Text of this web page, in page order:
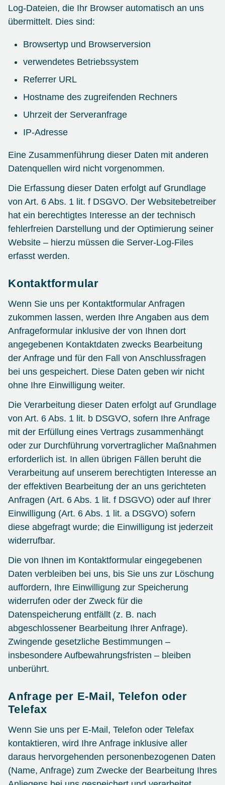
Log-Dateien, die Ihr Browser automatisch an uns
übermittelt. Dies sind:
Browsertyp und Browserversion
verwendetes Betriebssystem
Referrer URL
Hostname des zugreifenden Rechners
Uhrzeit der Serveranfrage
IP-Adresse
Eine Zusammenführung dieser Daten mit anderen
Datenquellen wird nicht vorgenommen.
Die Erfassung dieser Daten erfolgt auf Grundlage
von Art. 6 Abs. 1 lit. f DSGVO. Der Websitebetreiber
hat ein berechtigtes Interesse an der technisch
fehlerfreien Darstellung und der Optimierung seiner
Website – hierzu müssen die Server-Log-Files
erfasst werden.
Kontaktformular
Wenn Sie uns per Kontaktformular Anfragen
zukommen lassen, werden Ihre Angaben aus dem
Anfrageformular inklusive der von Ihnen dort
angegebenen Kontaktdaten zwecks Bearbeitung
der Anfrage und für den Fall von Anschlussfragen
bei uns gespeichert. Diese Daten geben wir nicht
ohne Ihre Einwilligung weiter.
Die Verarbeitung dieser Daten erfolgt auf Grundlage
von Art. 6 Abs. 1 lit. b DSGVO, sofern Ihre Anfrage
mit der Erfüllung eines Vertrags zusammenhängt
oder zur Durchführung vorvertraglicher Maßnahmen
erforderlich ist. In allen übrigen Fällen beruht die
Verarbeitung auf unserem berechtigten Interesse an
der effektiven Bearbeitung der an uns gerichteten
Anfragen (Art. 6 Abs. 1 lit. f DSGVO) oder auf Ihrer
Einwilligung (Art. 6 Abs. 1 lit. a DSGVO) sofern
diese abgefragt wurde; die Einwilligung ist jederzeit
widerrufbar.
Die von Ihnen im Kontaktformular eingegebenen
Daten verbleiben bei uns, bis Sie uns zur Löschung
auffordern, Ihre Einwilligung zur Speicherung
widerrufen oder der Zweck für die
Datenspeicherung entfällt (z. B. nach
abgeschlossener Bearbeitung Ihrer Anfrage).
Zwingende gesetzliche Bestimmungen –
insbesondere Aufbewahrungsfristen – bleiben
unberührt.
Anfrage per E-Mail, Telefon oder
Telefax
Wenn Sie uns per E-Mail, Telefon oder Telefax
kontaktieren, wird Ihre Anfrage inklusive aller
daraus hervorgehenden personenbezogenen Daten
(Name, Anfrage) zum Zwecke der Bearbeitung Ihres